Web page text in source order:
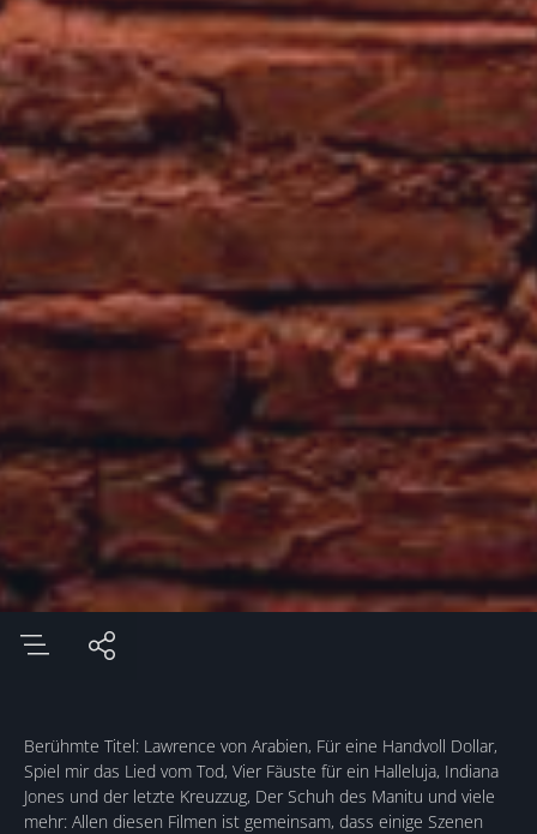
Berühmte Titel: Lawrence von Arabien, Für eine Handvoll Dollar,
Spiel mir das Lied vom Tod, Vier Fäuste für ein Halleluja, Indiana
Jones und der letzte Kreuzzug, Der Schuh des Manitu und viele
mehr: Allen diesen Filmen ist gemeinsam, dass einige Szenen